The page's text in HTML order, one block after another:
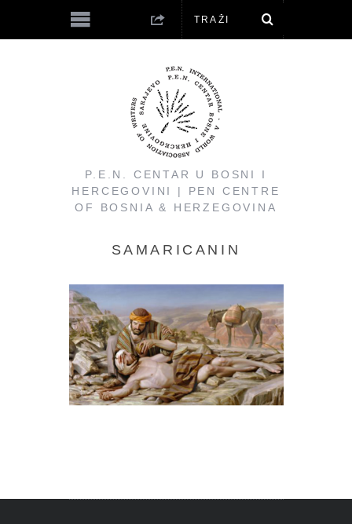
P.E.N. CENTAR U BOSNI I
HERCEGOVINI | PEN CENTRE
OF BOSNIA & HERZEGOVINA
SAMARICANIN